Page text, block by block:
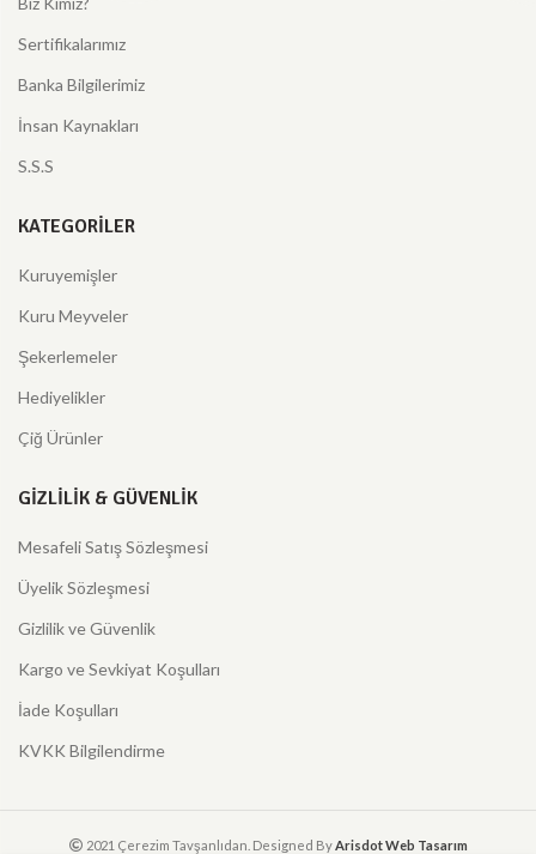
Sertifikalarımız
Banka Bilgilerimiz
İnsan Kaynakları
S.S.S
KATEGORILER
Kuruyemişler
Kuru Meyveler
Şekerlemeler
Hediyelikler
Çiğ Ürünler
GIZLILIK & GÜVENLIK
Mesafeli Satış Sözleşmesi
Üyelik Sözleşmesi
Gizlilik ve Güvenlik
Kargo ve Sevkiyat Koşulları
İade Koşulları
KVKK Bilgilendirme
2021 Çerezim Tavşanlıdan. Designed ByArisdot Web Tasarım